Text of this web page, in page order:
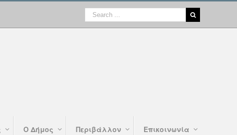
Ο Δήμος Περιβάλλον Επικοινωνία